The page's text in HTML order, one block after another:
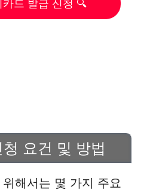
드 발급 신청 🔍
요건 및 방법
해서는 몇 가지 주요